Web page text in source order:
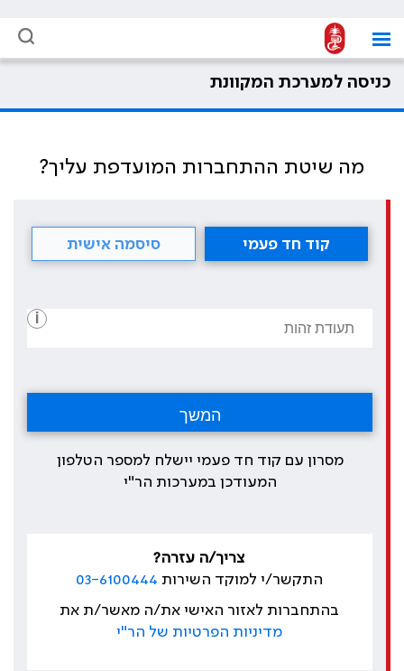
כניסה למערכת המקוונת
מה שיטת ההתחברות המועדפת עליך?
קוד חד פעמי סיסמה אישית
i
מסרון עם קוד חד פעמי יישלח למספר הטלפון
המעודכן במערכות הר"י
צריך/ה עזרה?
התקשר/י למוקד השירות 03-6100444
בהתחברות לאזור האישי את/ה מאשר/ת את
מדיניות הפרטיות של הר"י